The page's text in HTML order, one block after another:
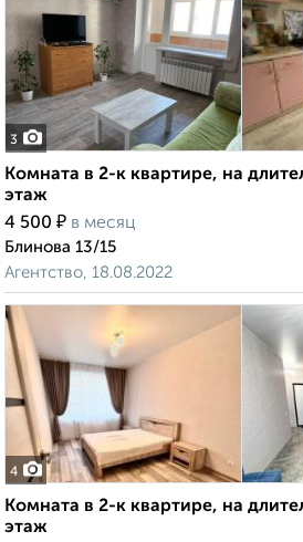
3
Комната в 2-к квартире, на
этаж
4 500 ₽ в месяц
Блинова 13/15
Агентство, 18.08.2022
4
Комната в 2-к квартире, на
этаж